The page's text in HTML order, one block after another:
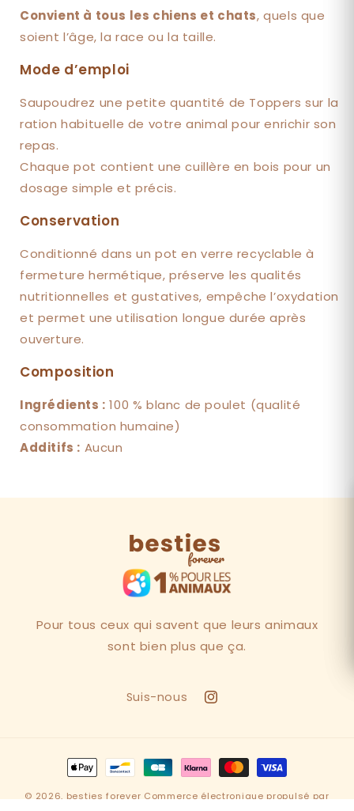
Convient à tous les chiens et chats, quels que
soient l’âge, la race ou la taille.
Mode d’emploi
Saupoudrez une petite quantité de Toppers sur la
ration habituelle de votre animal pour enrichir son
repas.
Chaque pot contient une cuillère en bois pour un
dosage simple et précis.
Conservation
Conditionné dans un pot en verre recyclable à
fermeture hermétique, préserve les qualités
nutritionnelles et gustatives, empêche l’oxydation
et permet une utilisation longue durée après
ouverture.
Composition
Ingrédients : 100 % blanc de poulet (qualité
consommation humaine)
Additifs : Aucun
Pour tous ceux qui savent que leurs animaux
sont bien plus que ça.
Suis-nous
Instagram
Moyens
de
paiement
© 2026,besties forever Commerce électronique propulsé par